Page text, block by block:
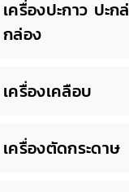
เครื่องปะกาว ปะ
กล่อง
เครื่องเคลือบ
เครื่องตัดกระดาษ